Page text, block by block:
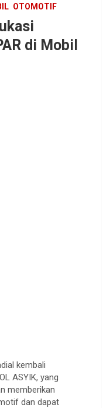
OTOMOTIF
di Mobil
kembali
ASYIK, yang
memberikan
dan dapat